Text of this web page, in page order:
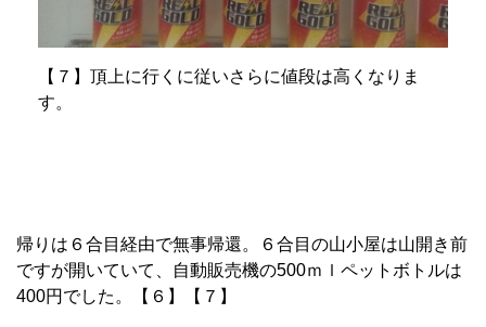
【７】頂上に行くに従いさらに値段は高くなりま
す。
帰りは６合目経由で無事帰還。
６合目の山小屋は山開き前
ですが開いていて、自動販売機の500ｍｌペットボトルは
400円でした。 【６】【７】